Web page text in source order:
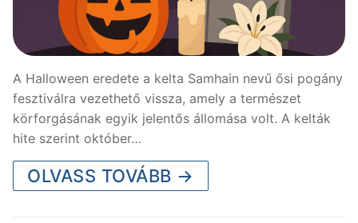
A Halloween eredete a kelta Samhain nevű ősi pogány
fesztiválra vezethető vissza, amely a természet
körforgásának egyik jelentős állomása volt. A kelták
hite szerint október…
OLVASS TOVÁBB →